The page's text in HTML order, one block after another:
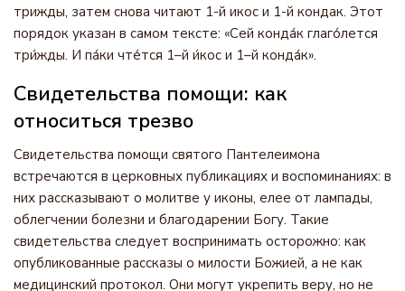
трижды, затем снова читают 1-й икос и 1-й кондак. Этот
порядок указан в самом тексте: «Сей конда́к глаго́лется
три́жды. И па́ки чте́тся 1–й и́кос и 1–й конда́к».
Свидетельства помощи: как
относиться трезво
Свидетельства помощи святого Пантелеимона
встречаются в церковных публикациях и воспоминаниях: в
них рассказывают о молитве у иконы, елее от лампады,
облегчении болезни и благодарении Богу. Такие
свидетельства следует воспринимать осторожно: как
опубликованные рассказы о милости Божией, а не как
медицинский протокол. Они могут укрепить веру, но не